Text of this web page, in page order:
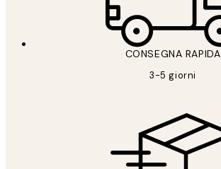
CONSEGNA RAPIDA
3-5 giorni